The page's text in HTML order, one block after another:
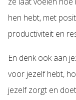
hen hebt, met
productiviteit en
En denk ook aan
voor jezelf hebt,
jezelf zorgt en